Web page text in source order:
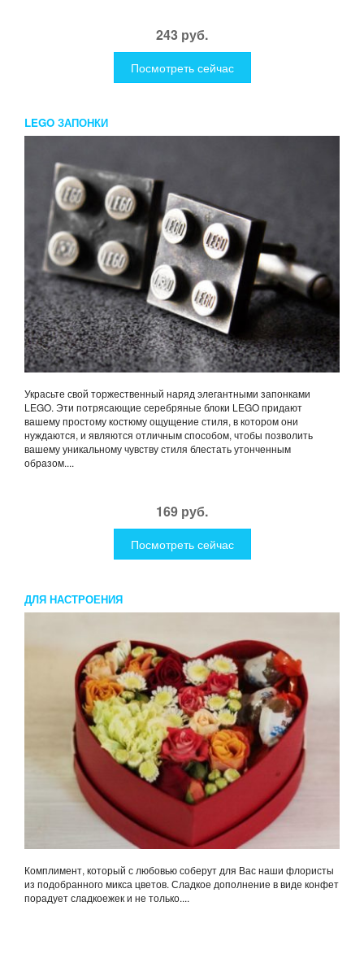
243 руб.
Посмотреть сейчас
LEGO ЗАПОНКИ
Украсьте свой торжественный наряд элегантными запонками
LEGO. Эти потрясающие серебряные блоки LEGO придают
вашему простому костюму ощущение стиля, в котором они
нуждаются, и являются отличным способом, чтобы позволить
вашему уникальному чувству стиля блестать утонченным
образом....
169 руб.
Посмотреть сейчас
ДЛЯ НАСТРОЕНИЯ
Комплимент, который с любовью соберут для Вас наши флористы
из подобранного микса цветов. Сладкое дополнение в виде конфет
порадует сладкоежек и не только....